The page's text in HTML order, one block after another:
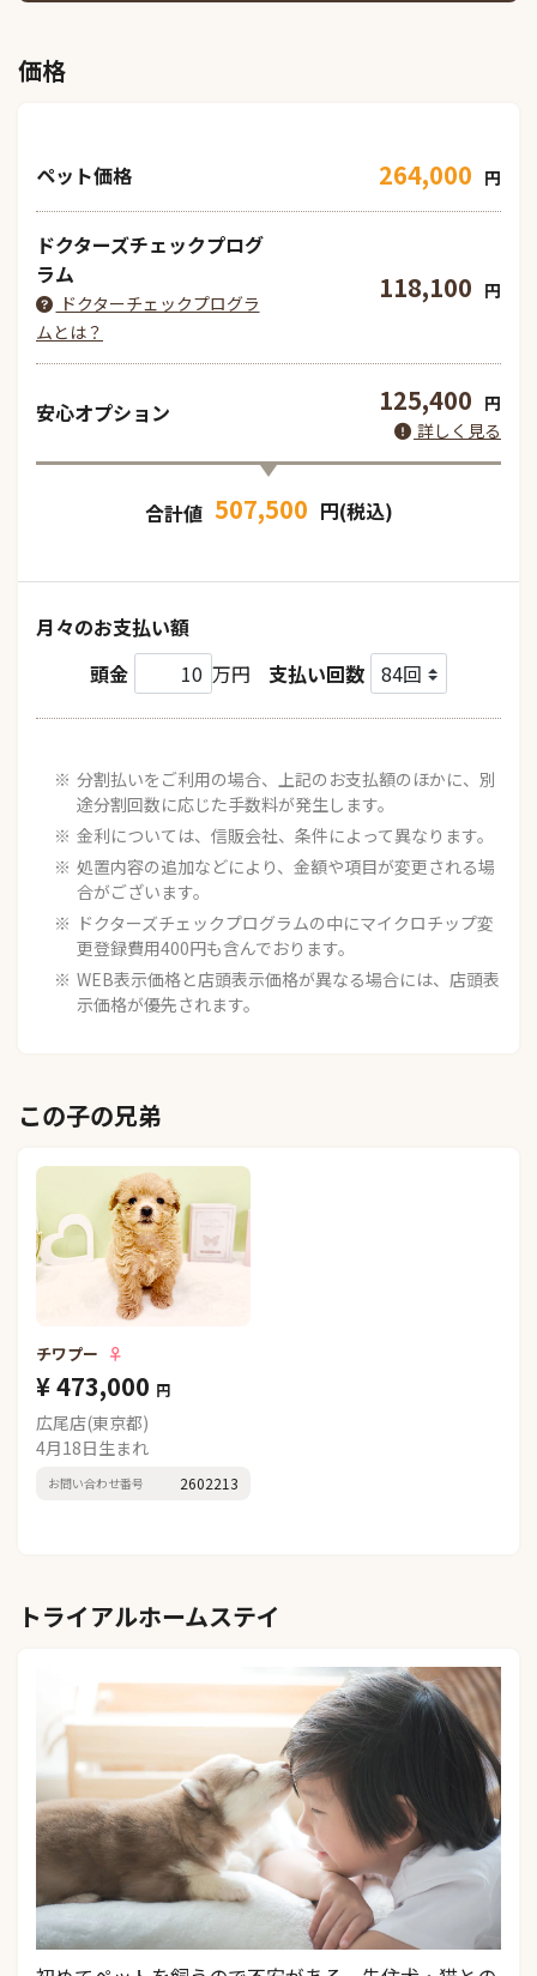
価格
ペット価格 264,000 円
ドクターズチェックプログ
ラム
ドクターチェックプログラ
ムとは？
118,100 円
安心オプション 125,400 円
詳しく見る
合計値 507,500 円(税込)
月々のお支払い額
頭金
万円 支払い回数
分割払いをご利用の場合、上記のお支払額のほかに、別
途分割回数に応じた手数料が発生します。
金利については、信販会社、条件によって異なります。
処置内容の追加などにより、金額や項目が変更される場
合がございます。
ドクターズチェックプログラムの中にマイクロチップ変
更登録費用400円も含んでおります。
WEB表示価格と店頭表示価格が異なる場合には、店頭表
示価格が優先されます。
この子の兄弟
チワプー ♀
¥ 473,000 円
広尾店(東京都)
4月18日生まれ
お問い合わせ番号 2602213
トライアルホームステイ